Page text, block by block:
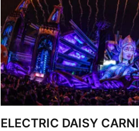
ELECTRIC DAISY